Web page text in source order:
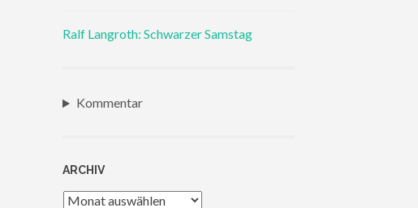
Ralf Langroth: Schwarzer Samstag
Kommentar
ARCHIV
Archiv